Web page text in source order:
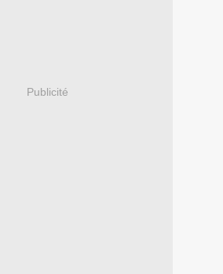
Publicité